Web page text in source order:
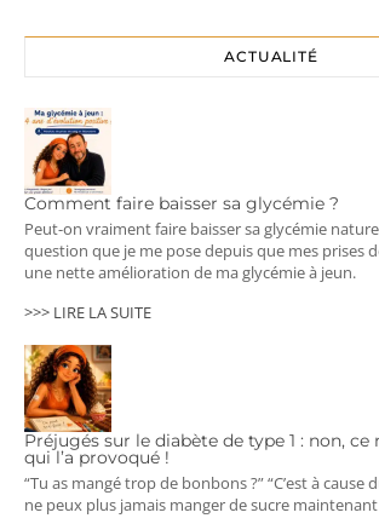
ACTUALITÉ
Comment faire baisser sa glycémie ?
Peut-on vraiment faire baisser sa glycémie
question que je me pose depuis que mes prises
une nette amélioration de ma glycémie à jeun.
>>> LIRE LA SUITE
Préjugés sur le diabète de type 1 : non, ce
qui l’a provoqué !
“Tu as mangé trop de bonbons ?” “C’est à cause
ne peux plus jamais manger de sucre maintenant